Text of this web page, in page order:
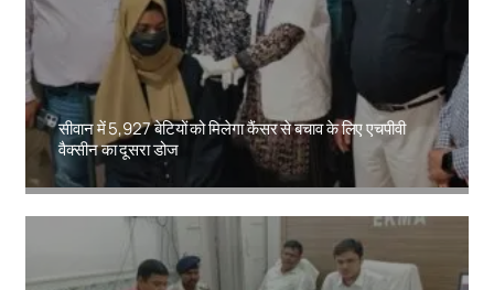
सीवान में 5,927 बेटियों को मिलेगा कैंसर से बचाव के लिए एचपीवी
वैक्सीन का दूसरा डोज
Amit Lekh